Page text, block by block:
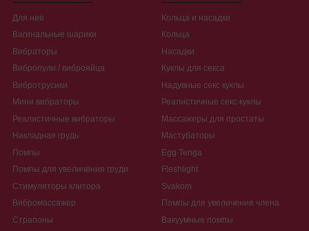
Для неё
Вагинальные шарики
Вибраторы
Вибропули / виброяйца
Вибротрусики
Мини вибраторы
Реалистичные вибраторы
Накладная грудь
Помпы
Помпы для увеличения груди
Стимуляторы клитора
Вибромассажер
Страпоны
Кольца и насадки
Кольца
Насадки
Куклы для секса
Надувные секс куклы
Реалистичные секс куклы
Массажеры для простаты
Мастубаторы
Egg Tenga
Fleshlight
Svakom
Помпы для увеличения члена
Вакуумные помпы